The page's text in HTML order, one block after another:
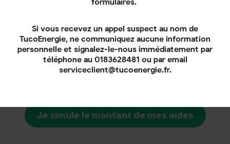
D’uneprime CEE (Certificats d’économies
d’énergie), dont le montant varie selon votre
localisation et vos revenus ;
D’une TVA à taux réduità 5,5 %.
Je simule le montant de mes aides
formulaires.
Si vous recevez un appel suspect au nom de
TucoEnergie, ne communiquez aucune information
personnelle et signalez-le-nous immédiatement par
téléphone au 0183628481 ou par email
serviceclient@tucoenergie.fr.